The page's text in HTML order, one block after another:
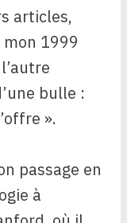
articles,
1999
bulle :
».
passage en
à